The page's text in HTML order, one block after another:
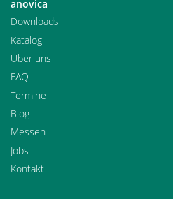
anovica
Downloads
Katalog
Über uns
FAQ
Termine
Blog
Messen
Jobs
Kontakt